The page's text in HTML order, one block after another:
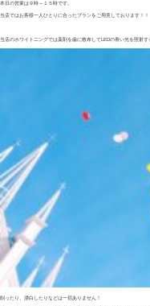
本日の営業は９時～１５時です。
当店ではお客様一人ひとりに合ったプランをご用意しております！！
当店のホワイトニングでは薬剤を歯に散布してLEDの青い光を照射
削ったり、漂白したりなどは一切ありません！